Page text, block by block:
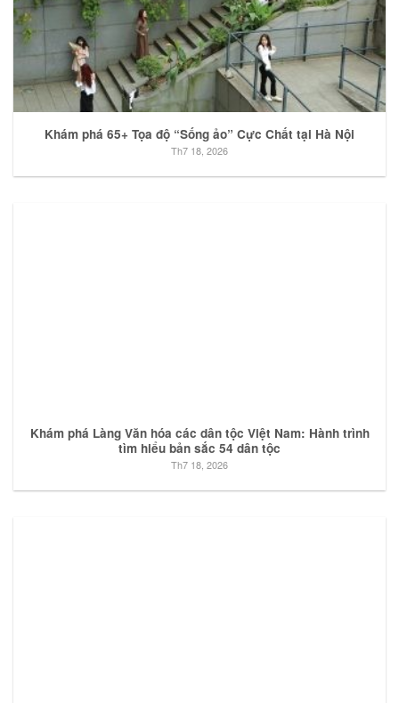
Khám phá 65+ Tọa độ “Sống ảo” Cực Chất tại Hà Nội
Th7 18, 2026
Khám phá Làng Văn hóa các dân tộc Việt Nam: Hành trình
tìm hiểu bản sắc 54 dân tộc
Th7 18, 2026